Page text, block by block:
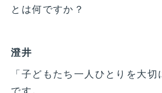
とは何ですか？
澄井
「子どもたち一人ひとりを大
です。